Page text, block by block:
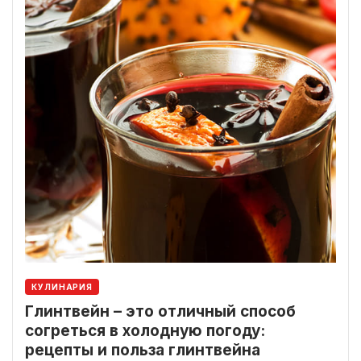
КУЛИНАРИЯ
Глинтвейн – это отличный способ
согреться в холодную погоду:
рецепты и польза глинтвейна